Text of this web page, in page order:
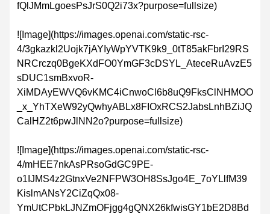
fQlJMmLgoesPsJrS0Q2i73x?purpose=fullsize)
![Image](https://images.openai.com/static-rsc-
4/3gkazkl2Uojk7jAYIyWpYVTK9k9_0tT85akFbrI29RS
NRCrczq0BgeKXdFO0YmGF3cDSYL_AteceRuAvzE5
sDUC1smBxvoR-
XiMDAyEWVQ6vKMC4iCnwoCl6b8uQ9FksClNHMOO
_x_YhTXeW92yQwhyABLx8FIOxRCS2JabsLnhBZiJQ
CalHZ2t6pwJlNN2o?purpose=fullsize)
![Image](https://images.openai.com/static-rsc-
4/mHEE7nkAsPRsoGdGC9PE-
o1IJMS4z2GtnxVe2NFPW3OH8SsJgo4E_7oYLlfM39
KislmANsY2CiZqQx08-
YmUtCPbkLJNZmOFjgg4gQNX26kfwisGY1bE2D8Bd